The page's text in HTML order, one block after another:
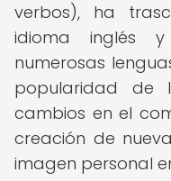
verbos), ha
idioma inglés
numerosas
popularidad de
cambios en el
creación de
imagen personal